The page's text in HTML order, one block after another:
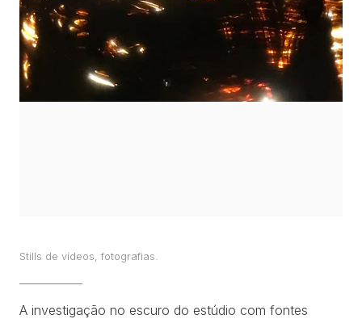
TRABALHOS
EXPOSIÇÕES
PROJETOS
CONTATO
Stills de vídeos, fotografias.
A investigação no escuro do estúdio com fontes